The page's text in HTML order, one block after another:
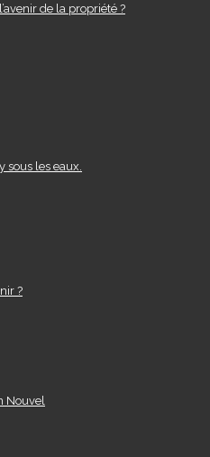
de la propriété ?
sous les eaux.
?
Nouvel